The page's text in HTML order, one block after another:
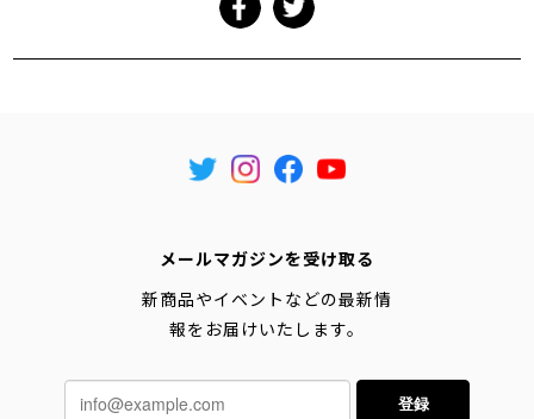
メールマガジンを受け取る
新商品やイベントなどの最新情
報をお届けいたします。
登録